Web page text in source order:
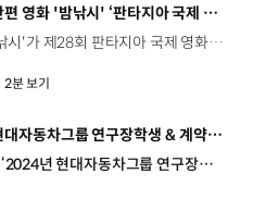
현대자동차, 단편 영화 '밤낚시' ‘판타지아 국제 영화제’ 최고 편집상 수상
단편 영화 '밤낚시'가 제28회 판타지아 국제 영화제에서 심사위원 선정 국제 단편 경쟁 부문 최고 편집상을 받았습니다. 아이오닉 5 단편 영화 ‘밤낚시’는 어두운 밤 전기차 충전소에서 벌어지는 미스터리한 사건을 다룬 휴머니즘 스릴러인데요. 현대자동차와 배우 손석구가 공동제작하고 문병곤 감독이 연출해 주목받았으며 특히 자동차 카메라의 시선이라는 창의적인 시각과 높은 완성도를 가진 영화 고유의 작품성을 인정받았다는 평가입니다. 송유진 매니저 / 현대자동차 브랜드커뮤니케이션팀판타지아 국제 영화제는 북미에서 열리는 최고 장르 영화 축제 중 하나로 특색 있는 신작들이 다수 초청받고 있습니다. 이번 영화제에서는 수만 개의 출품작 중 200편만 상영하였는데, 그 중 20개의 영화가 수상 후보작에 올랐습니다. 단편 부문 수상작 중 한국 영화는 ‘밤낚시’가 유일했고, 한국 자동차 업계 최초로 영화제 수상까지 달성하는 쾌거를 이룰 수 있었습니다. 현대 모터스튜디오 서울과 고양에서 ‘밤낚시’ 프로젝트를 확장하여 전시 중입니다. ‘밤낚시’ 제작 비하인드 신을 확인하실 수 있으니 많은 관심 부탁드리겠습니다. 스낵무비 형식의 ‘밤낚시’는 10분 관람에 1천 원이라는 새로운 시도로, 지난달 16일 기준 약 4만 6천여 명이 관람하는 등 영화관의 새로운 관람 문화를 만들어냈는데요. 영화 ‘밤낚시’ 외에도 아이오닉 5 로보택시 자율주행 기술 캠페인 영상 등 현대자동차의 새로운 시도는 해외 광고제에서 연이어 수상하며 글로벌 시장에서 입지를 강화하고 있습니다.
2분 보기
현대엔지비, 현대자동차그룹 연구장학생 & 계약학과 성과 공유회
현대엔지비가 ‘2024년 현대자동차그룹 연구장학생 계약학과 연구성과 공유회’를 열었습니다. 이번 행사는 현대차, 현대제철, 현대글로비스 등 그룹사에 속한 21기 연구장학생과 10기 계약학과 학생들이 현업과의 협력을 통해 수행한 연구과제의 성과를 공유하기 위해 마련된 자리인데요. 각 그룹사 임직원들과 장학생, 참여 교수 등 200여 명이 참석한 가운데 미래모빌리티 SW 세션과 차세대에너지 세션에서 우수과제로 선정된 총 10건의 연구 내용과 결과물이 소개됐습니다. 김시호 교수 / 연세대학교 (계약학과 주임교수)(계약학과는) 현대차의 전문 인력과 연구를 할 수 있고 풍부한 장학금 혜택으로 학비 걱정 없이 연구에만 전념할 수 있는 환경을 만들어 줍니다. 대학원 진학을 생각하거나 자동차에 관심있는 모든 학생들에게 전문가로 성장할 수 있는 아주 좋은 채널이 된다고 강하게 권하고 싶습니다. 이외에도 장학생들의 연구에 대한 질의응답 시간과 현대차그룹 장학제도 설명회, 장학생 수료식, 계약학과 교수와 현업 간의 간담회 등 다양한 프로그램이 진행됐습니다. 김유근 팀장 / 현대차 전자네트워크시험팀 20년 전에 1기 연구장학생으로 입사를 했었는데요. 후배들이 준비한 성과물이 굉장히 가치있고 바로 적용할 수 있는 기술들도 많이 있다고 느꼈습니다. 허고운 / 21기 연구장학생연구장학생 제도를 통해서 현업에 계신 멘토님들과의 교류를 할 수 있어서 미리 현업에서 어떤 업무를 하고 계시는지 알 수 있어서 좋았고 멘토링 활동을 통해서 현재 제가 하고 있는 전공에 대해서 질문을 드리고 또 대답을 얻을 수 있어서 좋은 것 같습니다. 현대엔지비는 앞으로도 이와 같은 연구성과 공유회를 지속적으로 개최하여 산학 간 협력을 촉진하고, 미래 RD 인재들의 성장을 지원해 나갈 계획입니다.